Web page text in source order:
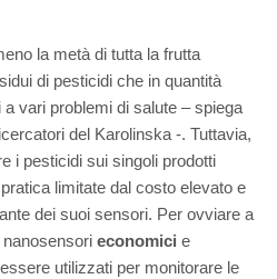
la metà di tutta la frutta
di pesticidi che in quantità
vari problemi di salute – spiega
del Karolinska -. Tuttavia,
i pesticidi sui singoli prodotti
limitate dal costo elevato e
dei suoi sensori. Per ovviare a
economici e
utilizzati per monitorare le